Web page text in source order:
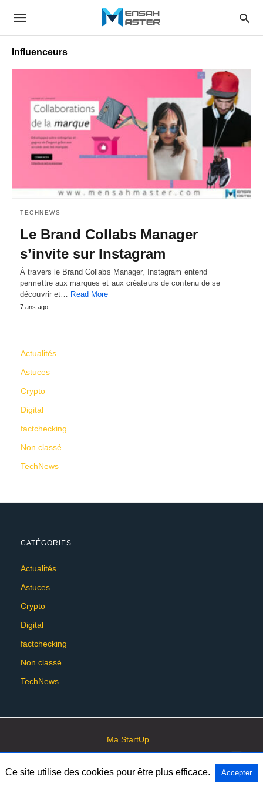
Influenceurs
TECHNEWS
Le Brand Collabs Manager
s’invite sur Instagram
À travers le Brand Collabs Manager, Instagram entend
permettre aux marques et aux créateurs de contenu de se
découvrir et… Read More
7 ans ago
Actualités
Astuces
Crypto
Digital
factchecking
Non classé
TechNews
CATÉGORIES
Actualités
Astuces
Crypto
Digital
factchecking
Non classé
TechNews
Ma StartUp
All Rights Reserved View Non-AMP Version
Ce site utilise des cookies pour être plus efficace. Accepter